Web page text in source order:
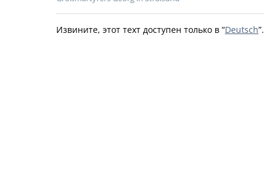
Извините, этот техт доступен только в “Deutsch”.